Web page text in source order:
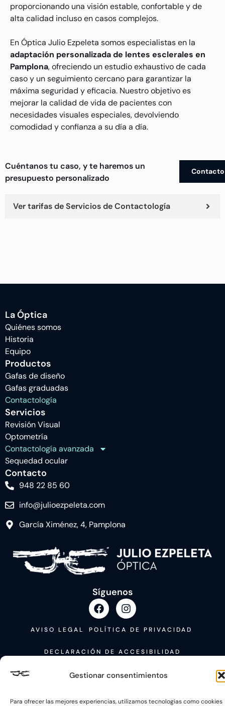
Gestionar consentimientos
Para ofrecer las mejores experiencias, utilizamos tecnologías como cookies
proporcionando una visión estable, confortable y de
alta calidad incluso en casos complejos.
En Óptica Julio Ezpeleta somos especialistas en la
adaptación personalizada de lentes esclerales en
Pamplona, ofreciendo un estudio exhaustivo de cada
caso y un seguimiento cercano para garantizar la
máxima seguridad y eficacia. Nuestro objetivo es
mejorar la calidad de vida de pacientes con
necesidades visuales especiales, devolviendo
comodidad y confianza a su día a día.
Cuéntanos tu caso, y te haremos un
presupuesto personalizado
Contacto
Ver tarifas de Servicios de Contactología
La Óptica
Quiénes somos
Historia
Equipo
Productos
Gafas de diseño
Gafas graduadas
Contactología
Servicios
Revisión Visual
Optometría
Contactología avanzada
Sequedad ocular
Contacto
948 22 85 60
info@julioezpeleta.com
García Ximénez, 4, Pamplona
Síguenos
AVISO LEGAL POLÍTICA DE PRIVACIDAD
DECLARACIÓN DE ACCESIBILIDAD
POLÍTICA DE COOKIES
Next Generation (EU) del Mecanismo de Recuperación y Resiliencia